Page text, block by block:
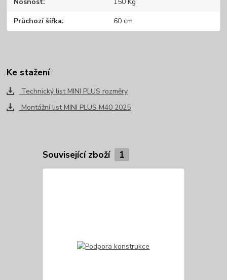
Průchozí šířka 60 cm
Ke stažení
Technický list MINI PLUS rozměry
Montážní list MINI PLUS M40 2025
Související zboží 1